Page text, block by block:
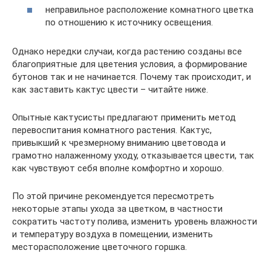
неправильное расположение комнатного цветка
по отношению к источнику освещения.
Однако нередки случаи, когда растению созданы все
благоприятные для цветения условия, а формирование
бутонов так и не начинается. Почему так происходит, и
как заставить кактус цвести – читайте ниже.
Опытные кактусисты предлагают применить метод
перевоспитания комнатного растения. Кактус,
привыкший к чрезмерному вниманию цветовода и
грамотно налаженному уходу, отказывается цвести, так
как чувствуют себя вполне комфортно и хорошо.
По этой причине рекомендуется пересмотреть
некоторые этапы ухода за цветком, в частности
сократить частоту полива, изменить уровень влажности
и температуру воздуха в помещении, изменить
месторасположение цветочного горшка.